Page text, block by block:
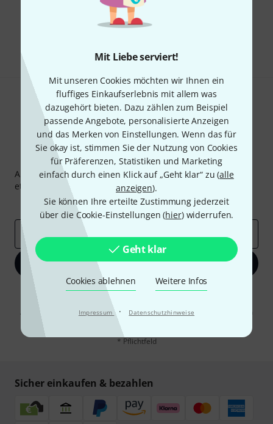
Mit Liebe serviert!
Mit unseren Cookies möchten wir Ihnen ein
fluffiges Einkaufserlebnis mit allem was
dazugehört bieten. Dazu zählen zum Beispiel
passende Angebote, personalisierte Anzeigen
und das Merken von Einstellungen. Wenn das für
Sie okay ist, stimmen Sie der Nutzung von Cookies
für Präferenzen, Statistiken und Marketing
einfach durch einen Klick auf „Geht klar“ zu (alle
anzeigen).
Sie können Ihre erteilte Zustimmung jederzeit
über die Cookie-Einstellungen (hier) widerrufen.
Geht klar
Cookies ablehnen Weitere Infos
Impressum · Datenschutzhinweise
Gefällt Ihnen, was Sie sehen?
Thomann Newsletter
Abonniere den Thomann Newsletter und gewinne mit
etwas Glück einen von
50 Gutscheinen
Inspirierende Beiträge
Deals Thomann Insights
E-Mail-Adresse*
Jetzt anmelden
Mit Klick auf „Jetzt anmelden“ stimmen Sie dem Erhalt von E-Mail-
Werbung und einer Messung des E-Mail-Nutzungsverhaltens zu. Die
Abmeldung ist jederzeit möglich. Weitere Informationen finden Sie in
Datenschutzhinweisen
* Pflichtfeld
Sicher einkaufen & bezahlen